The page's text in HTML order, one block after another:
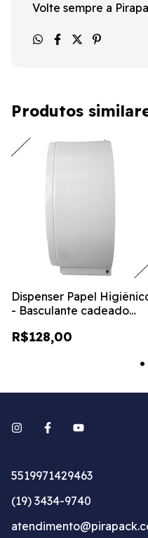
Volte sempre a
Produtos
Dispenser Papel
- Basculante cadeado
R$128,00
5519971429463
(19) 3434-9740